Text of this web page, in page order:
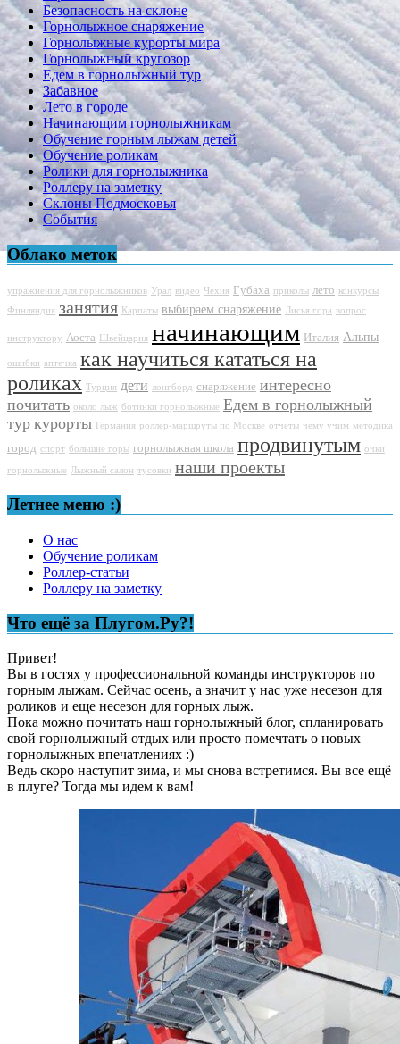
Безопасность на склоне
Горнолыжное снаряжение
Горнолыжные курорты мира
Горнолыжный кругозор
Едем в горнолыжный тур
Забавное
Лето в городе
Начинающим горнолыжникам
Обучение горным лыжам детей
Обучение роликам
Ролики для горнолыжника
Роллеру на заметку
Склоны Подмосковья
События
Облако меток
упражнения для горнолыжников Урал видео Чехия Губаха приколы лето конкурсы
Финляндия занятия Карпаты выбираем снаряжение Лисья гора вопрос
инструктору Аоста Швейцария начинающим Италия Альпы
ошибки аптечка как научиться кататься на
роликах
Турция дети лонгборд снаряжение интересно
почитать около лыж ботинки горнолыжные Едем в горнолыжный
тур курорты Германия роллер-маршруты по Москве отчеты чему учим методика
город спорт большие горы горнолыжная школа продвинутым очки
горнолыжные Лыжный салон тусовки наши проекты
Летнее меню :)
О нас
Обучение роликам
Роллер-статьи
Роллеру на заметку
Что ещё за Плугом.Ру?!
Привет!
Вы в гостях у профессиональной команды инструкторов по
горным лыжам. Сейчас осень, а значит у нас уже несезон для
роликов и еще несезон для горных лыж.
Пока можно почитать наш горнолыжный блог, спланировать
свой горнолыжный отдых или просто помечтать о новых
горнолыжных впечатлениях :)
Ведь скоро наступит зима, и мы снова встретимся. Вы все ещё
в плуге? Тогда мы идем к вам!